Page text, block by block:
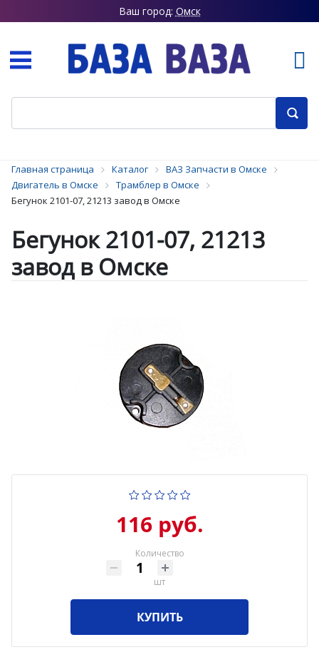
Ваш город: Омск
Главная страница Каталог
ВАЗ Запчасти в Омске
Двигатель в Омске
Трамблер в Омске
Бегунок 2101-07, 21213 завод в Омске
Бегунок 2101-07, 21213
завод в Омске
116 руб.
Количество
шт
КУПИТЬ